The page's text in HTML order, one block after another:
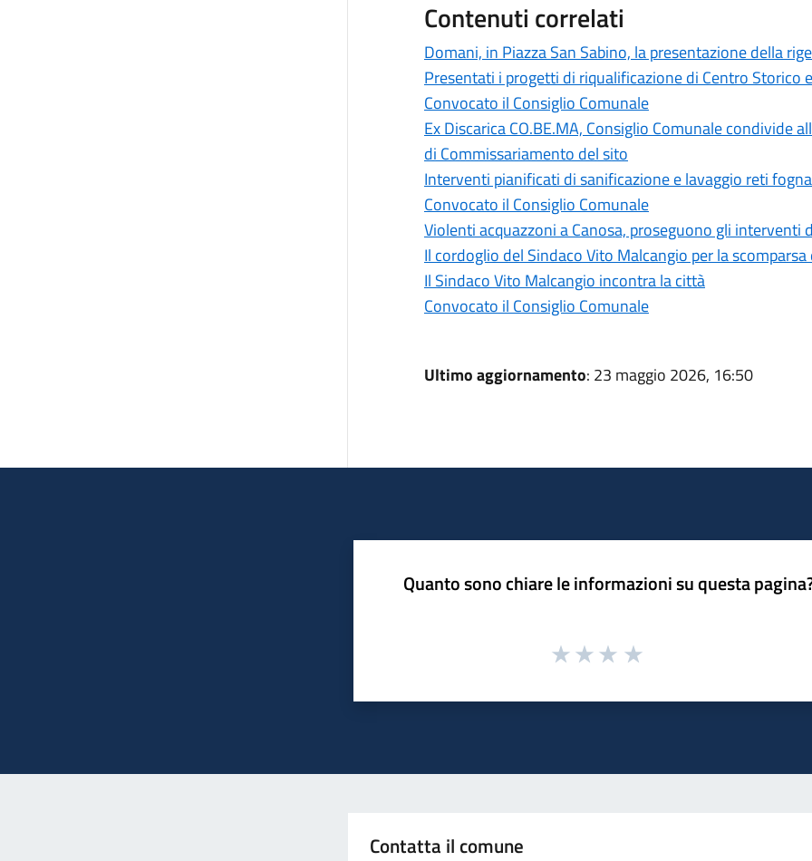
Contenuti correlati
Domani, in Piazza San Sabino, la presentazione della
Presentati i progetti di riqualificazione di Centro Storico
Convocato il Consiglio Comunale
Ex Discarica CO.BE.MA, Consiglio Comunale condivide
di Commissariamento del sito
Interventi pianificati di sanificazione e lavaggio reti
Convocato il Consiglio Comunale
Violenti acquazzoni a Canosa, proseguono gli
Il cordoglio del Sindaco Vito Malcangio per la
Il Sindaco Vito Malcangio incontra la città
Convocato il Consiglio Comunale
Ultimo aggiornamento: 23 maggio 2026, 16:50
Quanto sono chiare le informazioni su questa
Contatta il comune